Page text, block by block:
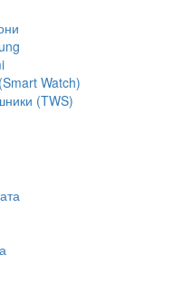
Watch)
(TWS)